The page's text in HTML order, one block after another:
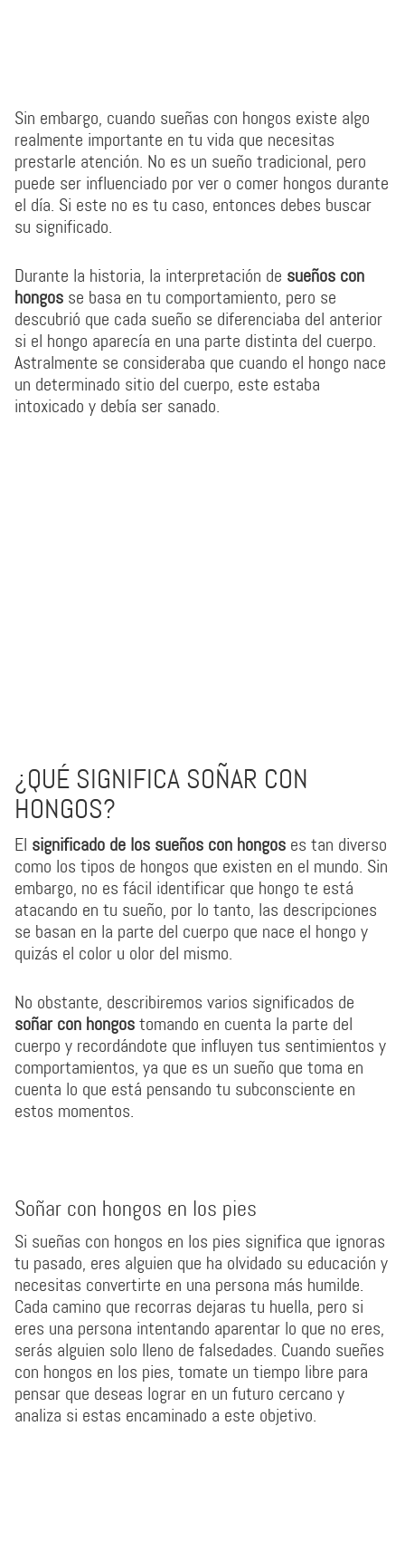
Sin embargo, cuando sueñas con hongos existe algo
realmente importante en tu vida que necesitas
prestarle atención. No es un sueño tradicional, pero
puede ser influenciado por ver o comer hongos durante
el día. Si este no es tu caso, entonces debes buscar
su significado.
Durante la historia, la interpretación de sueños con
hongos se basa en tu comportamiento, pero se
descubrió que cada sueño se diferenciaba del anterior
si el hongo aparecía en una parte distinta del cuerpo.
Astralmente se consideraba que cuando el hongo nace
un determinado sitio del cuerpo, este estaba
intoxicado y debía ser sanado.
¿QUÉ SIGNIFICA SOÑAR CON
HONGOS?
El significado de los sueños con hongos es tan diverso
como los tipos de hongos que existen en el mundo. Sin
embargo, no es fácil identificar que hongo te está
atacando en tu sueño, por lo tanto, las descripciones
se basan en la parte del cuerpo que nace el hongo y
quizás el color u olor del mismo.
No obstante, describiremos varios significados de
soñar con hongostomando en cuenta la parte del
cuerpo y recordándote que influyen tus sentimientos y
comportamientos, ya que es un sueño que toma en
cuenta lo que está pensando tu subconsciente en
estos momentos.
Soñar con hongos en los pies
Si sueñas con hongos en los pies significa que ignoras
tu pasado, eres alguien que ha olvidado su educación y
necesitas convertirte en una persona más humilde.
Cada camino que recorras dejaras tu huella, pero si
eres una persona intentando aparentar lo que no eres,
serás alguien solo lleno de falsedades. Cuando sueñes
con hongos en los pies, tomate un tiempo libre para
pensar que deseas lograr en un futuro cercano y
analiza si estas encaminado a este objetivo.